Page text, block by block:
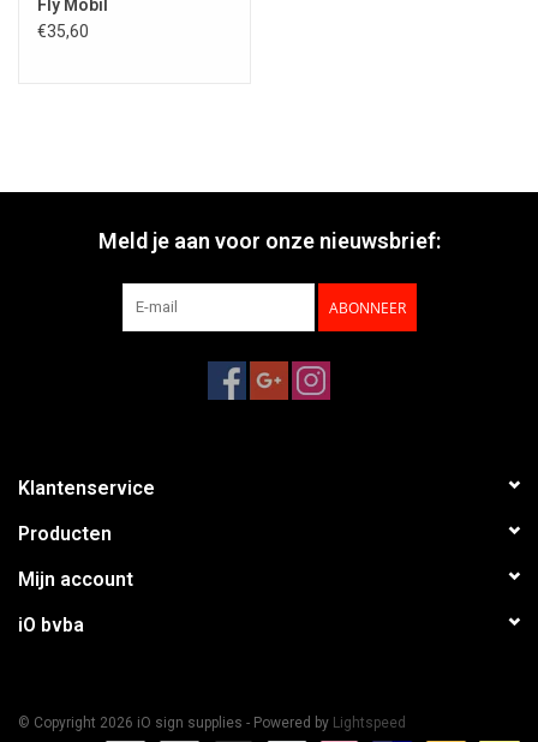
Fly Mobil
€35,60
Meld je aan voor onze nieuwsbrief:
ABONNEER
Klantenservice
Producten
Mijn account
iO bvba
© Copyright 2026 iO sign supplies - Powered by Lightspeed